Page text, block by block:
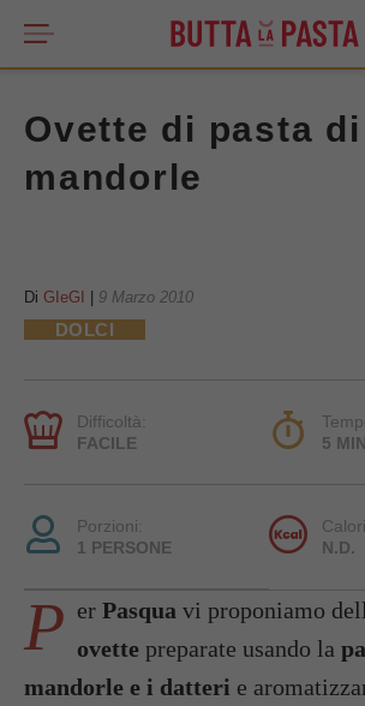
Ovette di pasta di
mandorle
Di GIeGI 9 Marzo 2010
DOLCI
Difficoltà:
FACILE
5
Porzioni:
1 PERSONE
N.D.
P er Pasqua vi proponiamo
ovette preparate usando la
mandorle e i datteri e